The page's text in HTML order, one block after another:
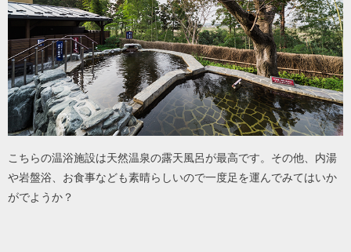
こちらの温浴施設は天然温泉の露天風呂が最高です。その他、内湯
や岩盤浴、お食事なども素晴らしいので一度足を運んでみてはいか
がでようか？